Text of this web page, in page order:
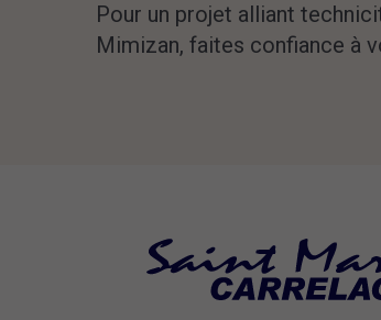
Pour un projet alliant
Mimizan, faites confiance à